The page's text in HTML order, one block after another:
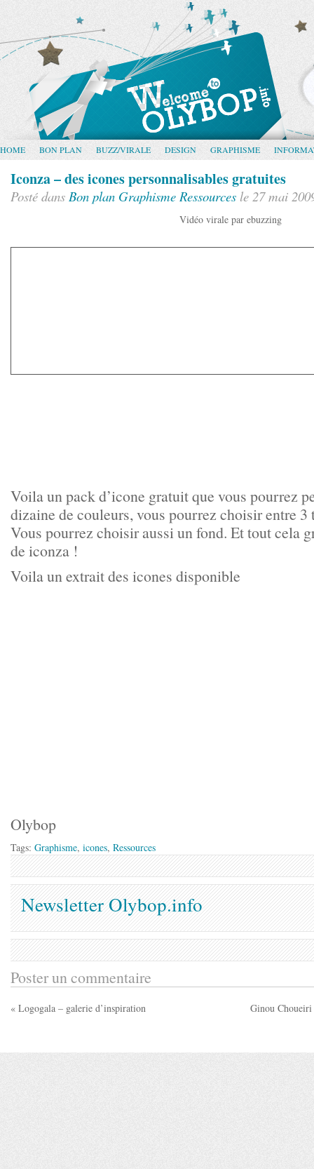
HOME BON PLAN BUZZ/VIRALE DESIGN GRAPHISME
Iconza – des icones personnalisables gratuites
Posté dans Bon plan Graphisme Ressources le 27 mai
Vidéo virale par ebuzzing
Voila un pack d’icone gratuit que vous pourrez
dizaine de couleurs, vous pourrez choisir entre
Vous pourrez choisir aussi un fond. Et tout cela
de iconza !
Voila un extrait des icones disponible
Olybop
Tags: Graphisme, icones, Ressources
Newsletter Olybop.info
Poster un commentaire
« Logogala – galerie d’inspiration Ginou